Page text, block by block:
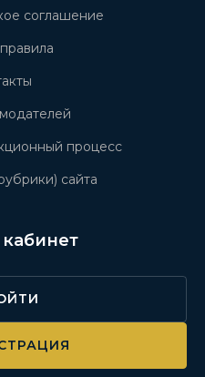
соглашение
процесс
сайта